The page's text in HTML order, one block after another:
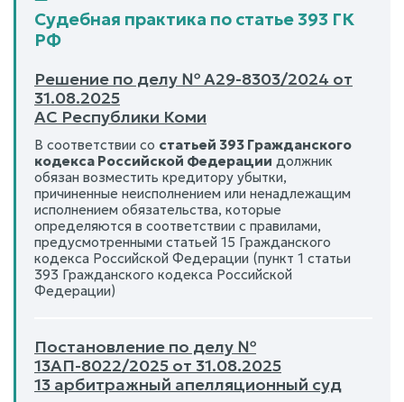
Судебная практика по статье 393 ГК
РФ
Решение по делу № А29-8303/2024 от
31.08.2025
АС Республики Коми
В соответствии со статьей 393 Гражданского
кодекса Российской Федерации должник
обязан возместить кредитору убытки,
причиненные неисполнением или ненадлежащим
исполнением обязательства, которые
определяются в соответствии с правилами,
предусмотренными статьей 15 Гражданского
кодекса Российской Федерации (пункт 1 статьи
393 Гражданского кодекса Российской
Федерации)
Постановление по делу №
13АП-8022/2025 от 31.08.2025
13 арбитражный апелляционный суд